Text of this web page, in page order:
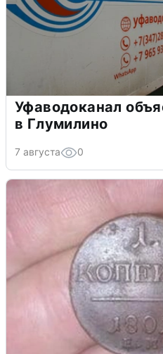
Уфаводоканал
в Глумилино
7 августа 0